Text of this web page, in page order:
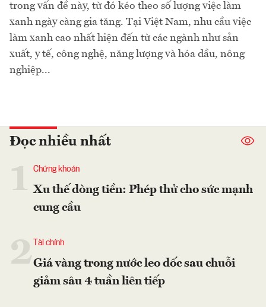
trong vấn đề này, từ đó kéo theo số lượng việc làm
xanh ngày càng gia tăng. Tại Việt Nam, nhu cầu việc
làm xanh cao nhất hiện đến từ các ngành như sản
xuất, y tế, công nghệ, năng lượng và hóa dầu, nông
nghiệp...
Đọc nhiều nhất
Chứng khoán
Xu thế dòng tiền: Phép thử cho sức mạnh
cung cầu
2 Tài chính
Giá vàng trong nước leo dốc sau chuỗi
giảm sâu 4 tuần liên tiếp